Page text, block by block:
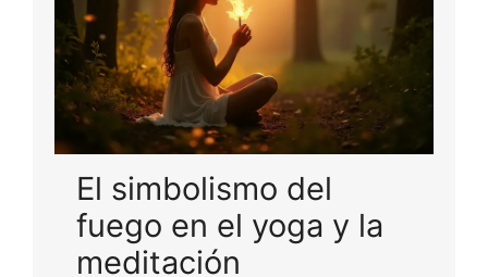
El simbolismo del
fuego en el yoga y la
meditación